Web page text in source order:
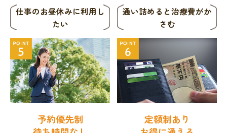
仕事のお昼休みに利用し
たい
予約優先制
通い詰めると治療費がか
さむ
定額制あり